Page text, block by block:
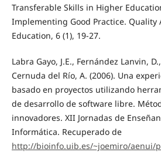
Transferable Skills in Higher
Implementing Good Practice. Quality
Education, 6 (1), 19-27.
Labra Gayo, J.E., Fernández Lanvin,
Cernuda del Río, A. (2006). Una
basado en proyectos utilizando
de desarrollo de software libre.
innovadores. XII Jornadas de
Informática. Recuperado de
http://bioinfo.uib.es/~joemiro/aenui/